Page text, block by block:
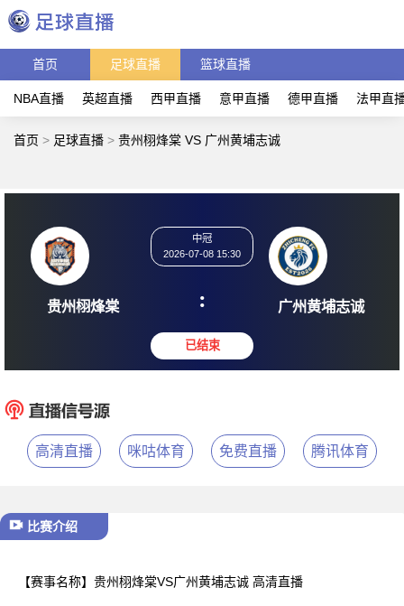
首页 足球直播 篮球直播
NBA直播 英超直播 西甲直播 意甲直播 德甲直播 法甲直
首页 > 足球直播 > 贵州栩烽棠 VS 广州黄埔志诚
贵州栩烽棠
2026-07-08 15:30
: 广州黄
高清直播 咪咕体育 免费直播 腾讯体育
比赛介绍
【赛事名称】 贵州栩烽棠VS广州黄埔志诚 高清直播